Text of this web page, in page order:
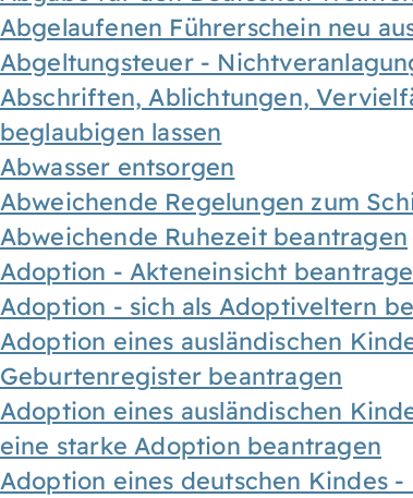
Abgelaufenen Führerschein neu
Abgeltungsteuer -
Abschriften, Ablichtungen,
beglaubigen lassen
Abwasser entsorgen
Abweichende Regelungen zum
Abweichende Ruhezeit beantragen
Adoption - Akteneinsicht
Adoption - sich als Adoptiveltern
Adoption eines ausländischen
Geburtenregister beantragen
Adoption eines ausländischen
eine starke Adoption beantragen
Adoption eines deutschen Kindes